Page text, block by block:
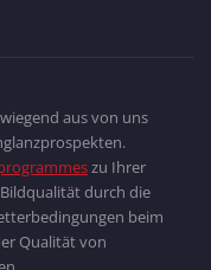
aus von uns
zu Ihrer
durch die
beim
Qualität von